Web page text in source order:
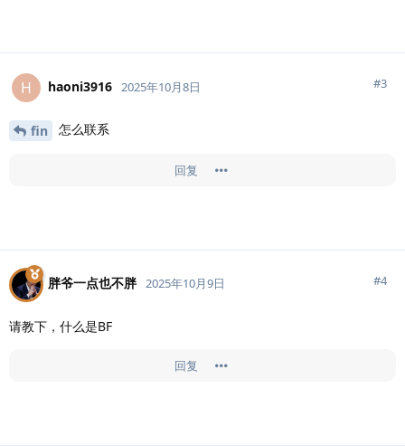
H haoni3916 2025年10月8日 #3
fin 怎么联系
回复
胖爷一点也不胖 2025年10月9日 #4
请教下，什么是BF
回复